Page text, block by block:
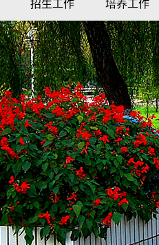
招生工作 培养工作